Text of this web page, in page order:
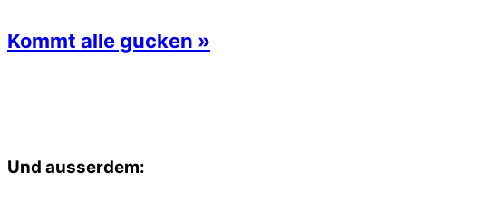
Kommt alle gucken »
Und ausserdem: